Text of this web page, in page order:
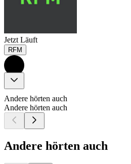
Jetzt Läuft
RFM
Andere hörten auch
Andere hörten auch
Andere hörten auch